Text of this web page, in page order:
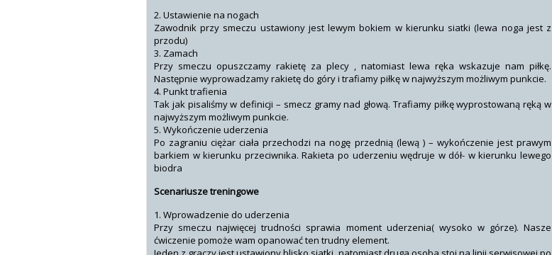
2. Ustawienie na nogach
Zawodnik przy smeczu ustawiony jest lewym bokiem w kierunku siatki (lewa noga jest z
przodu)
3. Zamach
Przy smeczu opuszczamy rakietę za plecy , natomiast lewa ręka wskazuje nam piłkę.
Następnie wyprowadzamy rakietę do góry i trafiamy piłkę w najwyższym możliwym punkcie.
4. Punkt trafienia
Tak jak pisaliśmy w definicji – smecz gramy nad głową. Trafiamy piłkę wyprostowaną ręką w
najwyższym możliwym punkcie.
5. Wykończenie uderzenia
Po zagraniu ciężar ciała przechodzi na nogę przednią (lewą ) – wykończenie jest prawym
barkiem w kierunku przeciwnika. Rakieta po uderzeniu wędruje w dół- w kierunku lewego
biodra
Scenariusze treningowe
1. Wprowadzenie do uderzenia
Przy smeczu najwięcej trudności sprawia moment uderzenia( wysoko w górze). Nasze
ćwiczenie pomoże wam opanować ten trudny element.